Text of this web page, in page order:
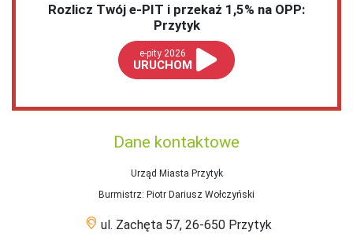
Rozlicz Twój e-PIT i przekaż 1,5% na OPP:
Przytyk
e-pity 2026
URUCHOM
Dane kontaktowe
Urząd Miasta Przytyk
Burmistrz: Piotr Dariusz Wołczyński
ul. Zachęta 57, 26-650 Przytyk